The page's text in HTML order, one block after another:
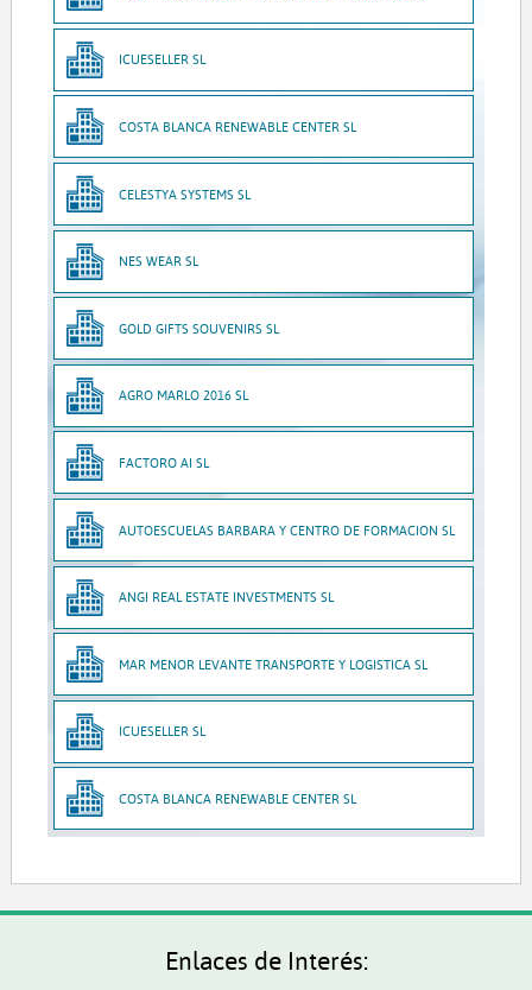
ICUESELLER SL
COSTA BLANCA RENEWABLE CENTER SL
CELESTYA SYSTEMS SL
NES WEAR SL
GOLD GIFTS SOUVENIRS SL
AGRO MARLO 2016 SL
FACTORO AI SL
AUTOESCUELAS BARBARA Y CENTRO DE FORMACION SL
ANGI REAL ESTATE INVESTMENTS SL
MAR MENOR LEVANTE TRANSPORTE Y LOGISTICA SL
ICUESELLER SL
COSTA BLANCA RENEWABLE CENTER SL
Enlaces de Interés: